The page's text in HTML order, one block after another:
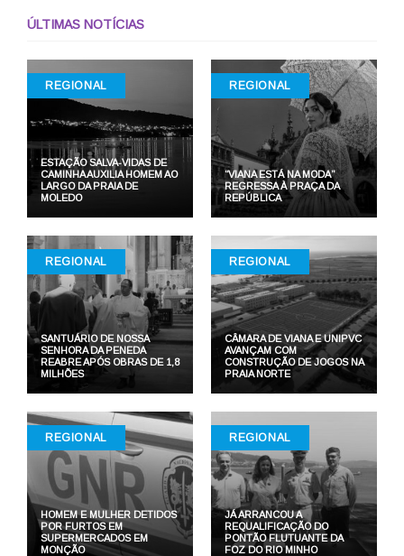
ÚLTIMAS NOTÍCIAS
REGIONAL
ESTAÇÃO SALVA-VIDAS DE
CAMINHA AUXILIA HOMEM AO
LARGO DA PRAIA DE
MOLEDO
REGIONAL
“VIANA ESTÁ NA MODA”
REGRESSA À PRAÇA DA
REPÚBLICA
REGIONAL
SANTUÁRIO DE NOSSA
SENHORA DA PENEDA
REABRE APÓS OBRAS DE 1,8
MILHÕES
REGIONAL
CÂMARA DE VIANA E UNIPVC
AVANÇAM COM
CONSTRUÇÃO DE JOGOS NA
PRAIA NORTE
REGIONAL
HOMEM E MULHER DETIDOS
POR FURTOS EM
SUPERMERCADOS EM
MONÇÃO
REGIONAL
JÁ ARRANCOU A
REQUALIFICAÇÃO DO
PONTÃO FLUTUANTE DA
FOZ DO RIO MINHO